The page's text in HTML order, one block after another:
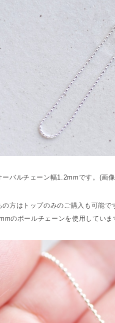
ーバルチェーン幅1.2mmです。(画
方はトップのみのご購入も可能で
のボールチェーンを使用していま